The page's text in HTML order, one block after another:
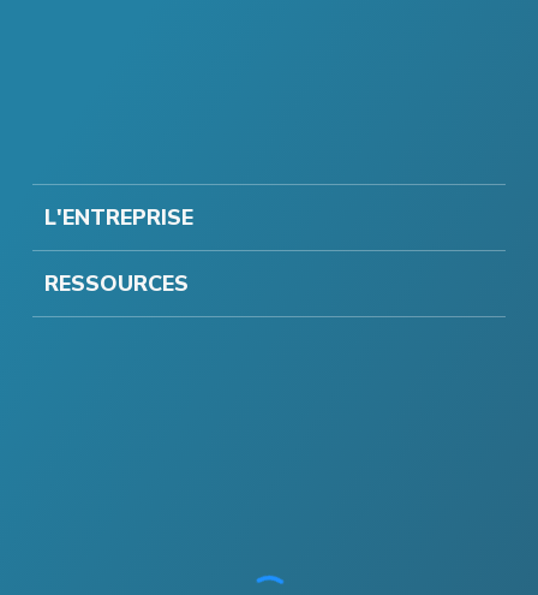
L'ENTREPRISE
RESSOURCES